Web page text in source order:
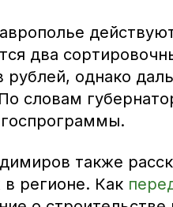
два
рублей, однако
словам
также
регионе. Как